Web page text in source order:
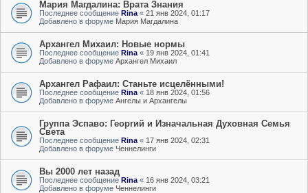
Мария Магдалина: Врата Знания
Последнее сообщение Rina « 21 янв 2024, 01:17
Добавлено в форуме Мария Магдалина
Архангел Михаил: Новые нормы
Последнее сообщение Rina « 19 янв 2024, 01:41
Добавлено в форуме Архангел Михаил
Архангел Рафаил: Станьте исцелёнными!
Последнее сообщение Rina « 18 янв 2024, 01:56
Добавлено в форуме Ангелы и Архангелы
Группа Эспаво: Георгий и Изначальная Духовная Семья
Света
Последнее сообщение Rina « 17 янв 2024, 02:31
Добавлено в форуме Ченнелинги
Вы 2000 лет назад
Последнее сообщение Rina « 16 янв 2024, 03:21
Добавлено в форуме Ченнелинги